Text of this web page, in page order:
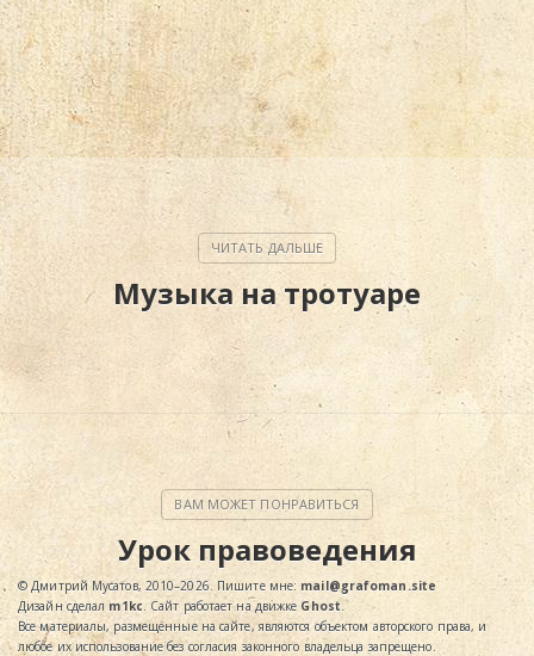
Музыка на тротуаре
Урок правоведения
© Дмитрий Мусатов, 2010–2026. Пишите мне: mail@grafoman.site
Дизайн сделал m1kc. Сайт работает на движке Ghost.
Все материалы, размещённые на сайте, являются объектом авторского права, и
любое их использование без согласия законного владельца запрещено.